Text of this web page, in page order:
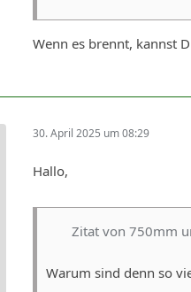
Wenn es brennt, kannst
30. April 2025 um 08:29
Hallo,
Zitat von 750mm
Warum sind denn so